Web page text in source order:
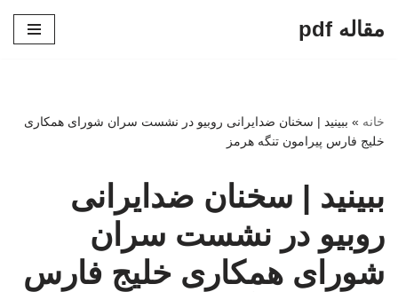
مقاله pdf
خانه » ببینید | سخنان ضدایرانی روبیو در نشست سران شورای همکاری
خلیج فارس پیرامون تنگه هرمز
ببینید | سخنان ضدایرانی
روبیو در نشست سران
شورای همکاری خلیج فارس